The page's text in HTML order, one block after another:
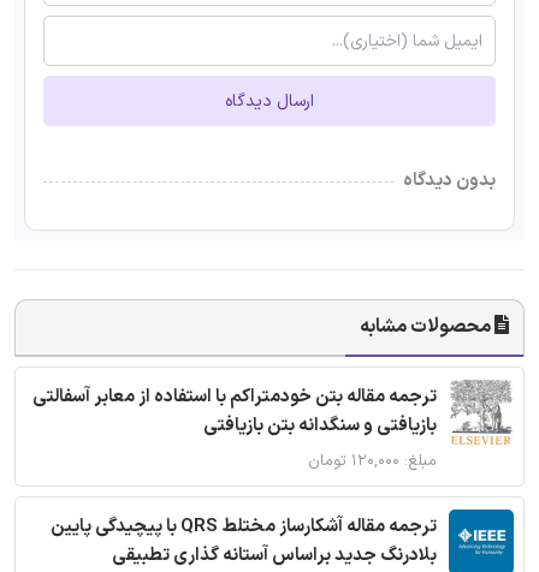
ارسال دیدگاه
بدون دیدگاه
محصولات مشابه
ترجمه مقاله بتن خودمتراکم با استفاده از معابر آسفالتی
بازیافتی و سنگدانه بتن بازیافتی
مبلغ: ۱۲۰,۰۰۰ تومان
ترجمه مقاله آشکارساز مختلط QRS با پیچیدگی پایین
بلادرنگ جدید براساس آستانه گذاری تطبیقی